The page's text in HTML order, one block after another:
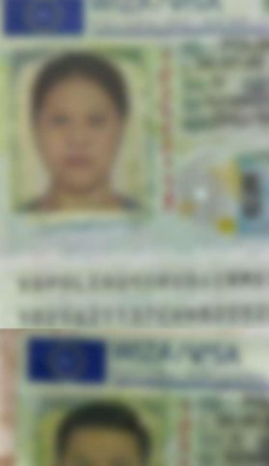
salvare până în momentul
ajuns la fața locului pentru
Intervenția lor promptă a
funcțiile vitale ale victimei
eroare ar fi putut fi fatală.
Un exemplu de
Sindicatul
colegilor din
Reacția comunității și a
așteptată. Reprezentanții
exprimat public mândria
agenți, considerându-i
întregul corp polițienesc.